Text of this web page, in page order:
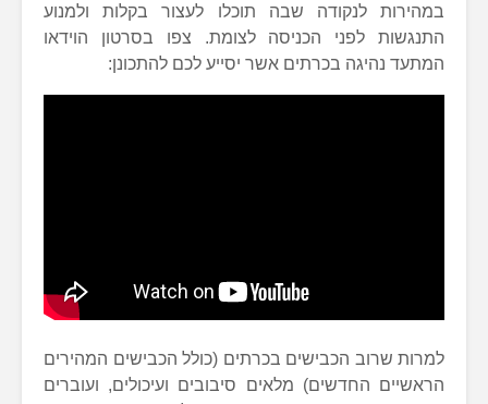
במהירות לנקודה שבה תוכלו לעצור בקלות ולמנוע
התנגשות לפני הכניסה לצומת. צפו בסרטון הוידאו
המתעד נהיגה בכרתים אשר יסייע לכם להתכונן:
למרות שרוב הכבישים בכרתים (כולל הכבישים המהירים
הראשיים החדשים) מלאים סיבובים ועיכולים, ועוברים